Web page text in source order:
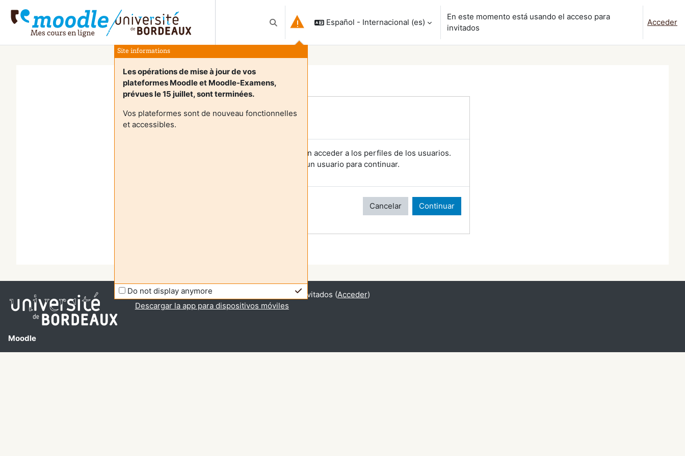
Selector de búsqueda de entrada
Site informations
Les opérations de mise à jour de vos
plateformes Moodle et Moodle-Examens,
prévues le 15 juillet, sont terminées.
Vos plateformes sont de nouveau fonctionnelles
et accessibles.
Do not display anymore
Español - Internacional ‎(es)‎
En este momento está usando el acceso para
invitados
Acceder
Login required
Los invitados no pueden acceder a los perfiles de los usuarios.
Acceda al sistema con un usuario para continuar.
Cancelar Continuar
Moodle
En este momento está usando el acceso para invitados (Acceder)
Descargar la app para dispositivos móviles